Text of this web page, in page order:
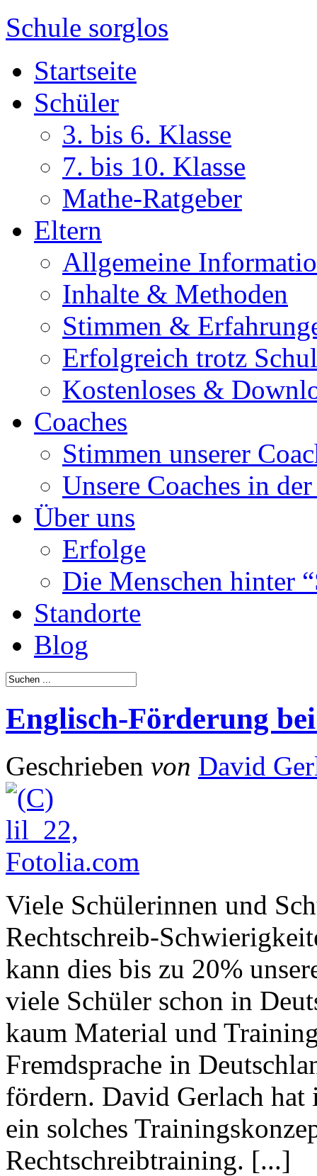
Schule sorglos
Startseite
Schüler
3. bis 6. Klasse
7. bis 10. Klasse
Mathe-Ratgeber
Eltern
Allgemeine
Inhalte & Methoden
Stimmen &
Erfolgreich trotz
Kostenloses &
Coaches
Stimmen unserer
Unsere Coaches in der
Über uns
Erfolge
Die Menschen hinter
Standorte
Blog
Englisch-Förderung
Geschrieben von David
Viele Schülerinnen und
Rechtschreib-
kann dies bis zu 20%
viele Schüler schon in
kaum Material und
Fremdsprache in
fördern. David Gerlach hat
ein solches
Rechtschreibtraining. [...]